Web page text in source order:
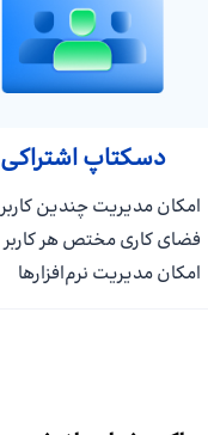
دسکتاپ اشتراکی
امکان مدیریت چندین کاربر
فضای کاری مختص هر کاربر
امکان مدیریت نرم‌افزارها